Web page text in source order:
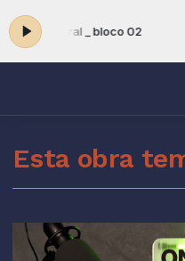
Louvor Rural _ bloco 02